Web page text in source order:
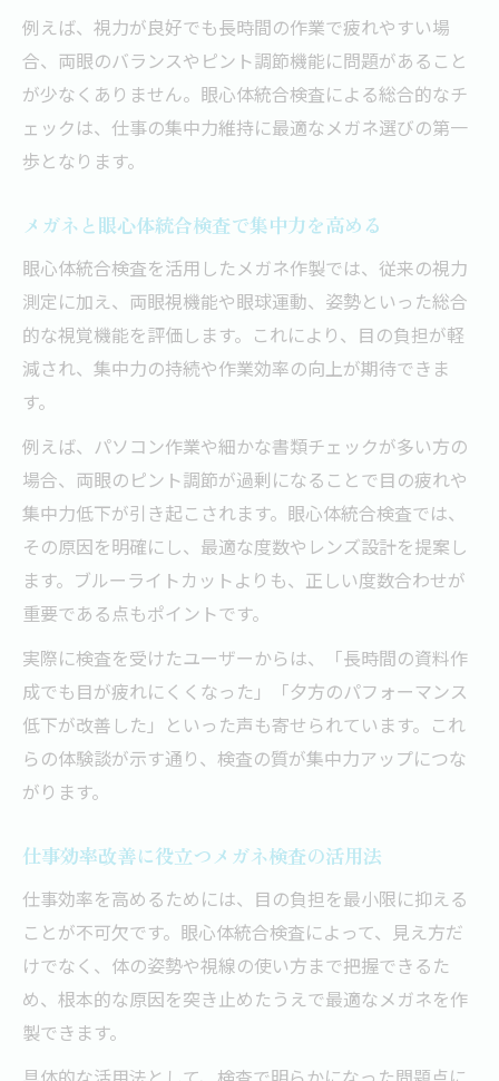
例えば、視力が良好でも長時間の作業で疲れやすい場
合、両眼のバランスやピント調節機能に問題があること
が少なくありません。眼心体統合検査による総合的なチ
ェックは、仕事の集中力維持に最適なメガネ選びの第一
歩となります。
メガネと眼心体統合検査で集中力を高める
眼心体統合検査を活用したメガネ作製では、従来の視力
測定に加え、両眼視機能や眼球運動、姿勢といった総合
的な視覚機能を評価します。これにより、目の負担が軽
減され、集中力の持続や作業効率の向上が期待できま
す。
例えば、パソコン作業や細かな書類チェックが多い方の
場合、両眼のピント調節が過剰になることで目の疲れや
集中力低下が引き起こされます。眼心体統合検査では、
その原因を明確にし、最適な度数やレンズ設計を提案し
ます。ブルーライトカットよりも、正しい度数合わせが
重要である点もポイントです。
実際に検査を受けたユーザーからは、「長時間の資料作
成でも目が疲れにくくなった」「夕方のパフォーマンス
低下が改善した」といった声も寄せられています。これ
らの体験談が示す通り、検査の質が集中力アップにつな
がります。
仕事効率改善に役立つメガネ検査の活用法
仕事効率を高めるためには、目の負担を最小限に抑える
ことが不可欠です。眼心体統合検査によって、見え方だ
けでなく、体の姿勢や視線の使い方まで把握できるた
め、根本的な原因を突き止めたうえで最適なメガネを作
製できます。